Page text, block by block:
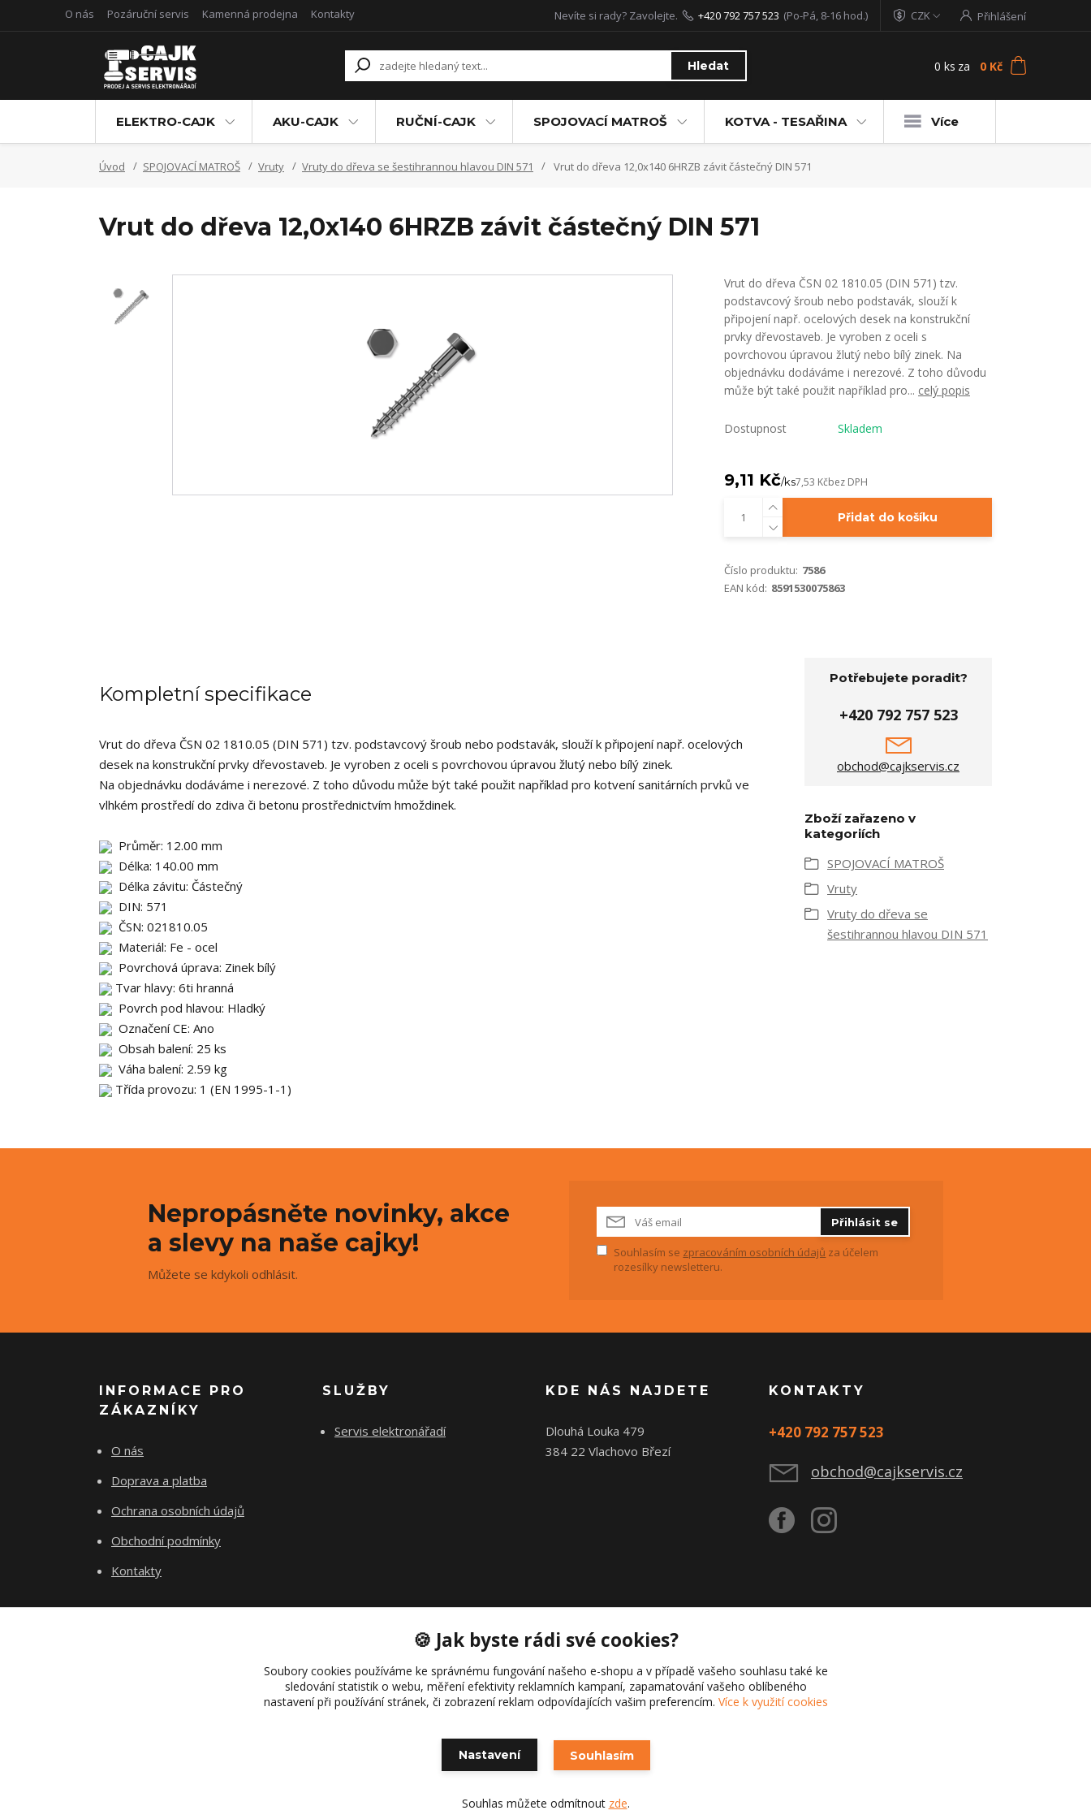
O nás Pozáruční servis Kamenná prodejna Kontakty CZK Přihlášení
Hledat
Nevíte si rady? Zavolejte. +420 792 757 523 (Po-Pá, 8-16 hod.)
0 ks za 0 Kč
ELEKTRO-CAJK AKU-CAJK RUČNÍ-CAJK SPOJOVACÍ MATROŠ KOTVA - TESAŘINA Více
Úvod SPOJOVACÍ MATROŠ Vruty Vruty do dřeva se šestihrannou hlavou DIN 571 Vrut do dřeva 12,0x140 6HRZB závit částečný DIN 571
Vrut do dřeva 12,0x140 6HRZB závit částečný DIN 571
Vrut do dřeva ČSN 02 1810.05 (DIN 571) tzv.
podstavcový šroub nebo podstavák, slouží k
připojení např. ocelových desek na konstrukční
prvky dřevostaveb. Je vyroben z oceli s
povrchovou úpravou žlutý nebo bílý zinek. Na
objednávku dodáváme i nerezové. Z toho důvodu
může být také použit například pro... celý popis
Dostupnost Skladem
9,11 Kč/ks7,53 Kčbez DPH
Přidat do košíku
Číslo produktu: 7586
EAN kód: 8591530075863
Kompletní specifikace
Vrut do dřeva ČSN 02 1810.05 (DIN 571) tzv. podstavcový šroub nebo podstavák, slouží k připojení např. ocelových
desek na konstrukční prvky dřevostaveb. Je vyroben z oceli s povrchovou úpravou žlutý nebo bílý zinek.
Na objednávku dodáváme i nerezové. Z toho důvodu může být také použit například pro kotvení sanitárních prvků ve
vlhkém prostředí do zdiva či betonu prostřednictvím hmoždinek.
Průměr: 12.00 mm
Délka: 140.00 mm
Délka závitu: Částečný
DIN: 571
ČSN: 021810.05
Materiál: Fe - ocel
Povrchová úprava: Zinek bílý
Tvar hlavy: 6ti hranná
Povrch pod hlavou: Hladký
Označení CE: Ano
Obsah balení: 25 ks
Váha balení: 2.59 kg
Třída provozu: 1 (EN 1995-1-1)
Potřebujete poradit?
+420 792 757 523
obchod@cajkservis.cz
Zboží zařazeno v
kategoriích
SPOJOVACÍ MATROŠ
Vruty
Vruty do dřeva se
šestihrannou hlavou DIN 571
Nepropásněte novinky, akce
a slevy na naše cajky!
Můžete se kdykoli odhlásit.
Přihlásit se
Souhlasím se zpracováním osobních údajů za účelem
rozesílky newsletteru.
INFORMACE PRO
ZÁKAZNÍKY
O nás
Doprava a platba
Ochrana osobních údajů
Obchodní podmínky
Kontakty
SLUŽBY
Servis elektronářadí
KDE NÁS NAJDETE
Dlouhá Louka 479
384 22 Vlachovo Březí
KONTAKTY
+420 792 757 523
obchod@cajkservis.cz
Copyright © 2021 Cajk servis Profortel
🍪 Jak byste rádi své cookies?
Soubory cookies používáme ke správnému fungování našeho e-shopu a v případě vašeho souhlasu také ke
sledování statistik o webu, měření efektivity reklamních kampaní, zapamatování vašeho oblíbeného
nastavení při používání stránek, či zobrazení reklam odpovídajících vašim preferencím. Více k využití cookies
Nastavení Souhlasím
Souhlas můžete odmítnout zde.